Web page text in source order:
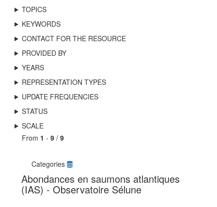
TOPICS
KEYWORDS
CONTACT FOR THE RESOURCE
PROVIDED BY
YEARS
REPRESENTATION TYPES
UPDATE FREQUENCIES
STATUS
SCALE
From 1 - 9 / 9
Categories
Abondances en saumons atlantiques
(IAS) - Observatoire Sélune